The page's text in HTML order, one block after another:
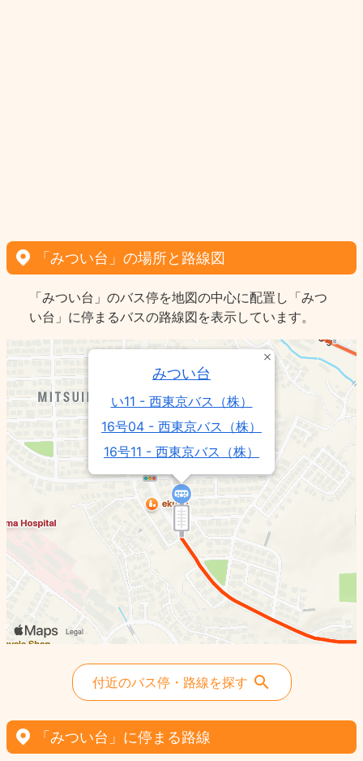
「みつい台」の場所と路線図
「みつい台」のバス停を地図の中心に配置し「みつ
い台」に停まるバスの路線図を表示しています。
みつい台
い11 - 西東京バス（株）
16号04 - 西東京バス（株）
16号11 - 西東京バス（株）
付近のバス停・路線を探す
「みつい台」に停まる路線